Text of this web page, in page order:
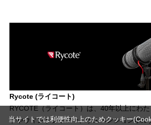
Rycote (ライコート)
RYCOTE（ライコート）は、40年以上にわ
ドやウィンドジャマー、サスペンションホル
当サイトでは利便性向上のためクッキー